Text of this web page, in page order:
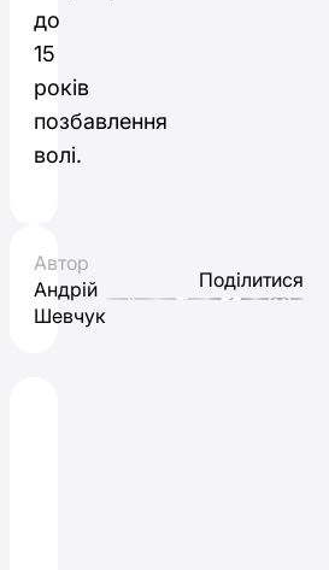
до
15
років
позбавлення
волі.
Автор
Андрій
Шевчук
Поділитися